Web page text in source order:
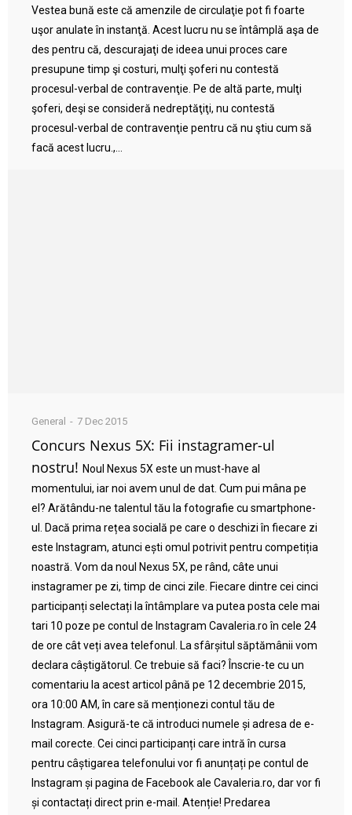
Vestea bună este că amenzile de circulaţie pot fi foarte
uşor anulate în instanţă. Acest lucru nu se întâmplă aşa de
des pentru că, descurajaţi de ideea unui proces care
presupune timp şi costuri, mulţi şoferi nu contestă
procesul-verbal de contravenţie. Pe de altă parte, mulţi
şoferi, deşi se consideră nedreptăţiţi, nu contestă
procesul-verbal de contravenţie pentru că nu ştiu cum să
facă acest lucru.,...
General 7 Dec 2015
Concurs Nexus 5X: Fii instagramer-ul
nostru! Noul Nexus 5X este un must-have al
momentului, iar noi avem unul de dat. Cum pui mâna pe
el? Arătându-ne talentul tău la fotografie cu smartphone-
ul. Dacă prima rețea socială pe care o deschizi în fiecare zi
este Instagram, atunci ești omul potrivit pentru competiția
noastră. Vom da noul Nexus 5X, pe rând, câte unui
instagramer pe zi, timp de cinci zile. Fiecare dintre cei cinci
participanți selectați la întâmplare va putea posta cele mai
tari 10 poze pe contul de Instagram Cavaleria.ro în cele 24
de ore cât veți avea telefonul. La sfârșitul săptămânii vom
declara câștigătorul. Ce trebuie să faci? Înscrie-te cu un
comentariu la acest articol până pe 12 decembrie 2015,
ora 10:00 AM, în care să menționezi contul tău de
Instagram. Asigură-te că introduci numele și adresa de e-
mail corecte. Cei cinci participanți care intră în cursa
pentru câștigarea telefonului vor fi anunțați pe contul de
Instagram și pagina de Facebook ale Cavaleria.ro, dar vor fi
și contactați direct prin e-mail. Atenție! Predarea